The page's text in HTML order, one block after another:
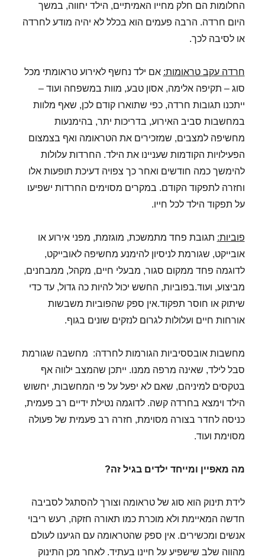
החלומות הם חלק מחייו האמיתיים, הילד יחווה, במשך
היום חרדה. הרבה פעמים הוא בכלל לא יהיה מודע לחרדה
או לסיבה לכך.
חרדה עקב טראומות: אם ילד נחשף לאירוע טראומתי מכל
סוג – תקיפה אלימה, אסון טבע, מוות במשפחה ועוד –
ייתכנו תגובות חרדה, כפי שתוארו קודם לכן, שאף מלוות
במחשבות סביב האירוע, בדריכות יתר, בהימנעות
מחשיפה למצבים, שמזכירים את הטראומה ואף בצמצום
הפעילויות הקודמות שעניינו את הילד. החרדות עלולות
להימשך כמה חודשים ואחר כך צפויה דעיכת תופעות אלו
וחזרה לתפקוד הקודם. במקרים מסוימים החרדות ישפיעו
על תפקוד הילד לכל חייו.
פוביות: תגובת פחד מתמשכת, מוגזמת, מפני אירוע או
אובייקט, שגורמת לניסיון להימנע מחשיפה לאובייקט,
לדוגמה פחד ממקום סגור, מבעלי חיים, מקהל, ממבחנים,
מביצוע, ועוד.בפוביות, החשש יכול להיות כה גדול, עד כדי
שיתוק או חוסר תפקוד.אין ספק שהפוביות משבשות
אורחות חיים ועלולות לגרום לנזקים שונים בגוף.
מחשבות אובססיביות הגורמות לחרדה: מחשבה שגורמת
סבל לילד, שאינה מרפה ממנו. ייתכן שהמצב ילווה אף
בטקסים למיניהם, שאם לא יפעל על פי המחשבות, יחשוש
הילד וימצא בחרדה קשה. לדוגמה נטילת ידיים רב פעמית,
כניסה לחדר בצורה מסוימת, חזרה רב פעמית של פעולה
מסוימת ועוד.
מה מאפיין ומייחד ילדים בגיל זה?
לידת תינוק הוא סוג של טראומה וצורך להסתגל לסביבה
חדשה המאיימת ולא מוכרת כמו תאורה חזקה, רעש ריבוי
אנשים ומכשירים. אין ספק שהטראומה עם הגיענו לעולם
מהווה שלב שישפיע על חיינו בעתיד. לאחר מכן התינוק